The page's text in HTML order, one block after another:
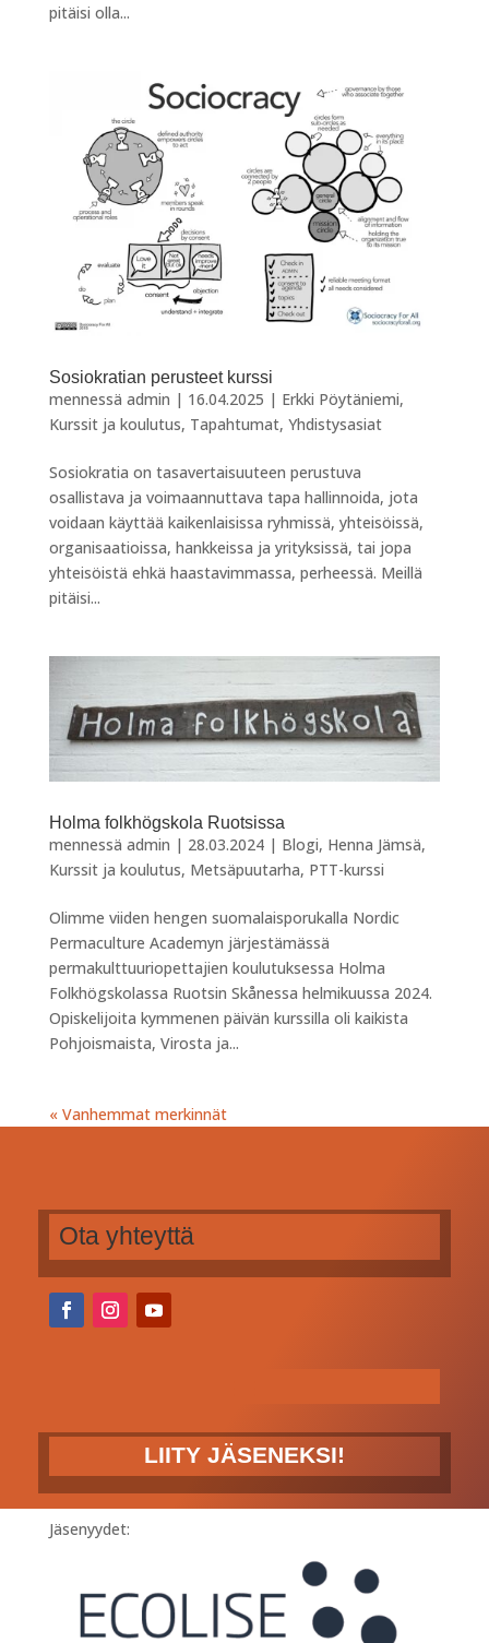
pitäisi olla...
Sosiokratian perusteet kurssi
mennessä admin | 16.04.2025 | Erkki Pöytäniemi,
Kurssit ja koulutus, Tapahtumat, Yhdistysasiat
Sosiokratia on tasavertaisuuteen perustuva
osallistava ja voimaannuttava tapa hallinnoida, jota
voidaan käyttää kaikenlaisissa ryhmissä, yhteisöissä,
organisaatioissa, hankkeissa ja yrityksissä, tai jopa
yhteisöistä ehkä haastavimmassa, perheessä. Meillä
pitäisi...
Holma folkhögskola Ruotsissa
mennessä admin | 28.03.2024| Blogi, Henna Jämsä,
Kurssit ja koulutus, Metsäpuutarha, PTT-kurssi
Olimme viiden hengen suomalaisporukalla Nordic
Permaculture Academyn järjestämässä
permakulttuuriopettajien koulutuksessa Holma
Folkhögskolassa Ruotsin Skånessa helmikuussa 2024.
Opiskelijoita kymmenen päivän kurssilla oli kaikista
Pohjoismaista, Virosta ja...
« Vanhemmat merkinnät
Ota yhteyttä
LIITY JÄSENEKSI!
Jäsenyydet: